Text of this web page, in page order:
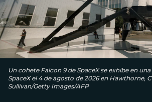
Un cohete Falcon 9 de SpaceX se exhibe en
SpaceX el 4 de agosto de 2026 en Hawthorne,
Sullivan/Getty Images/AFP